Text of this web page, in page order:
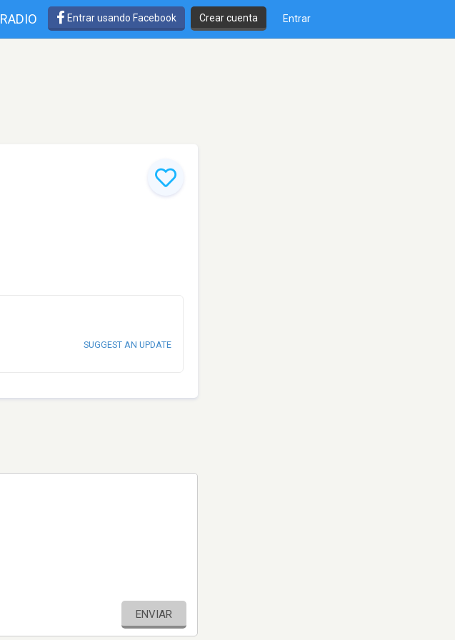
RADIO Entrar usando Facebook Crear cuenta Entrar
SUGGEST AN UPDATE
ENVIAR